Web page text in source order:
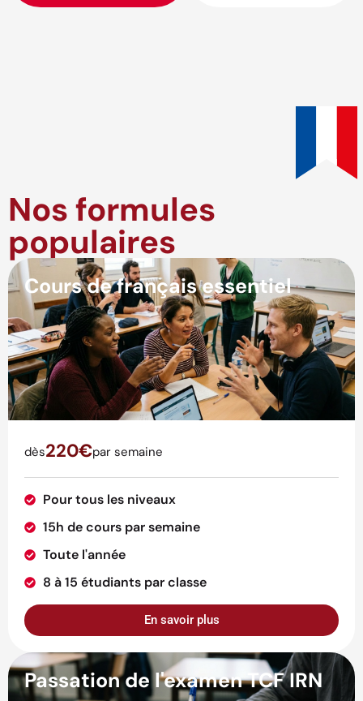
Nos formules
populaires
Cours de français essentiel
dès220€par semaine
Pour tous les niveaux
15h de cours par semaine
Toute l'année
8 à 15 étudiants par classe
En savoir plus
Passation de l'examen TCF IRN